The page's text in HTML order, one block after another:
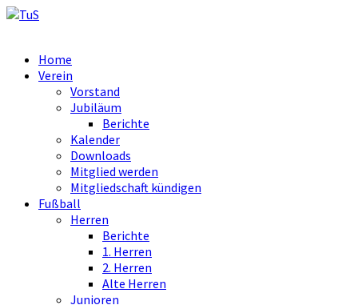
Home
Verein
Vorstand
Jubiläum
Berichte
Kalender
Downloads
Mitglied werden
Mitgliedschaft kündigen
Fußball
Herren
Berichte
1. Herren
2. Herren
Alte Herren
Junioren